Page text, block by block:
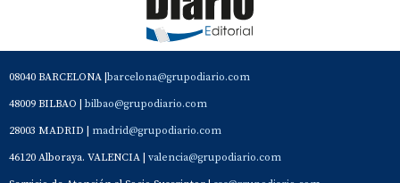
08040 BARCELONA | barcelona@grupodiario.com
48009 BILBAO | bilbao@grupodiario.com
28003 MADRID | madrid@grupodiario.com
46120 Alboraya. VALENCIA | valencia@grupodiario.com